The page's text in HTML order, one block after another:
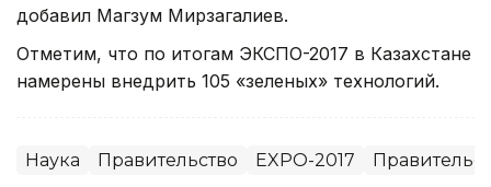
добавил Магзум Мирзагалиев.
Отметим, что по итогам ЭКСПО-2017 в Казахстане
намерены внедрить 105 «зеленых» технологий.
Наука Правительство EXPO-2017